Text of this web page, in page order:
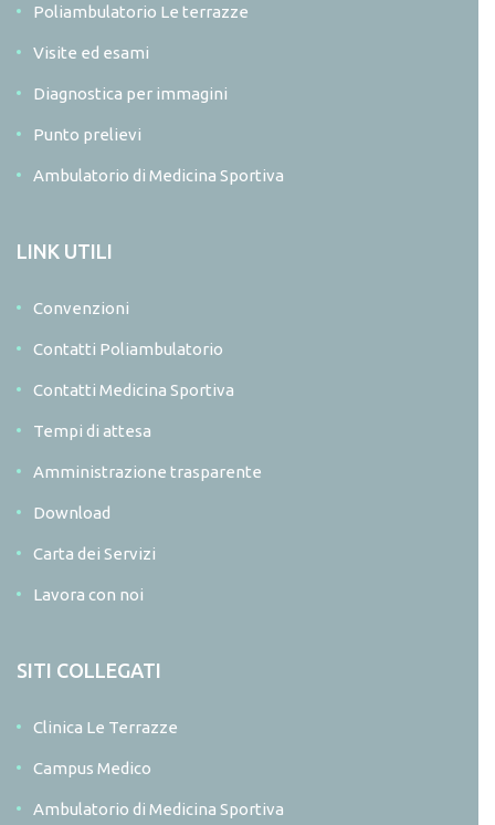
Poliambulatorio Le terrazze
Visite ed esami
Diagnostica per immagini
Punto prelievi
Ambulatorio di Medicina Sportiva
LINK UTILI
Convenzioni
Contatti Poliambulatorio
Contatti Medicina Sportiva
Tempi di attesa
Amministrazione trasparente
Download
Carta dei Servizi
Lavora con noi
SITI COLLEGATI
Clinica Le Terrazze
Campus Medico
Ambulatorio di Medicina Sportiva